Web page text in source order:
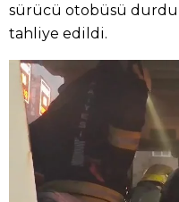
sürücü otobüsü
tahliye edildi.